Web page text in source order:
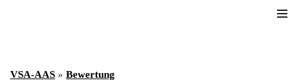
springen
VSA-AAS » Bewertung